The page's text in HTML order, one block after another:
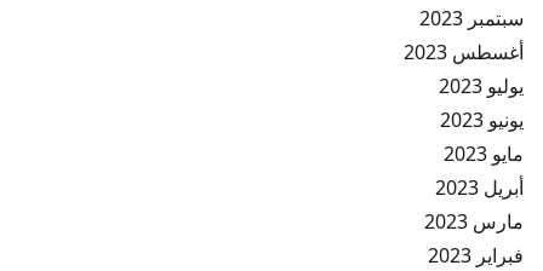
سبتمبر 2023
أغسطس 2023
يوليو 2023
يونيو 2023
مايو 2023
أبريل 2023
مارس 2023
فبراير 2023